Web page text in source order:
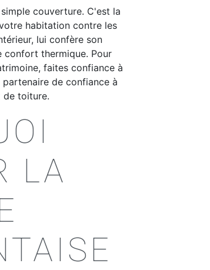
couverture. C'est la
habitation contre les
lui confère son
thermique. Pour
faites confiance à
partenaire de confiance à
de toiture.
LA